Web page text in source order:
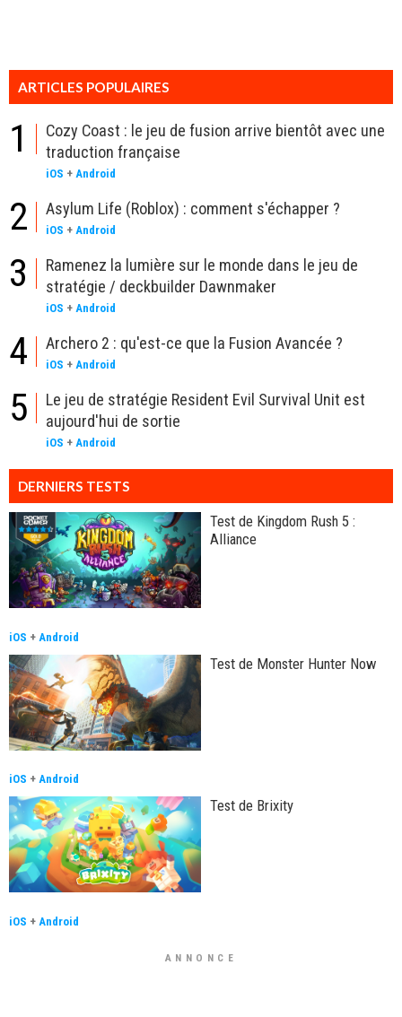
ARTICLES POPULAIRES
1
Cozy Coast : le jeu de fusion arrive bientôt avec une
traduction française
iOS + Android
2 Asylum Life (Roblox) : comment s'échapper ?
iOS + Android
3
Ramenez la lumière sur le monde dans le jeu de
stratégie / deckbuilder Dawnmaker
iOS + Android
4 Archero 2 : qu'est-ce que la Fusion Avancée ?
iOS + Android
5
Le jeu de stratégie Resident Evil Survival Unit est
aujourd'hui de sortie
iOS + Android
DERNIERS TESTS
Test de Kingdom Rush 5 :
Alliance
iOS + Android
Test de Monster Hunter Now
iOS + Android
Test de Brixity
iOS + Android
ANNONCE